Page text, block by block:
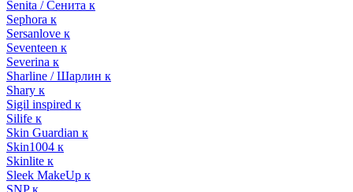
Senita / Сенита к
Sephora к
Sersanlove к
Seventeen к
Severina к
Sharline / Шарлин к
Shary к
Sigil inspired к
Silife к
Skin Guardian к
Skin1004 к
Skinlite к
Sleek MakeUp к